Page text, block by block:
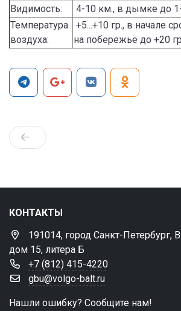
Видимость:
4-10 км., в дымке до
Температура
воздуха:
+5...+10 гр., в начале
на побережье до +20
КОНТАКТЫ
191014, город Санкт-Петербург,
дом 15, литера Б
+7 (812) 415-4220
gbu@volgo-balt.ru
Нашли ошибку? Сообщите нам!